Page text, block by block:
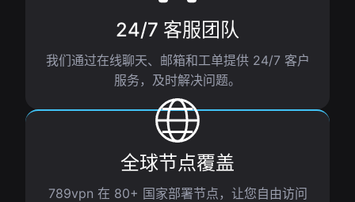
24/7 客服团队
我们通过在线聊天、邮箱和工单提供 24/7 客户
服务，及时解决问题。
全球节点覆盖
789vpn 在 80+ 国家部署节点，让您自由访问